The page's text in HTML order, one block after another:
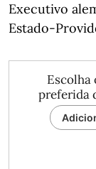
Executivo
Estado-
preferida